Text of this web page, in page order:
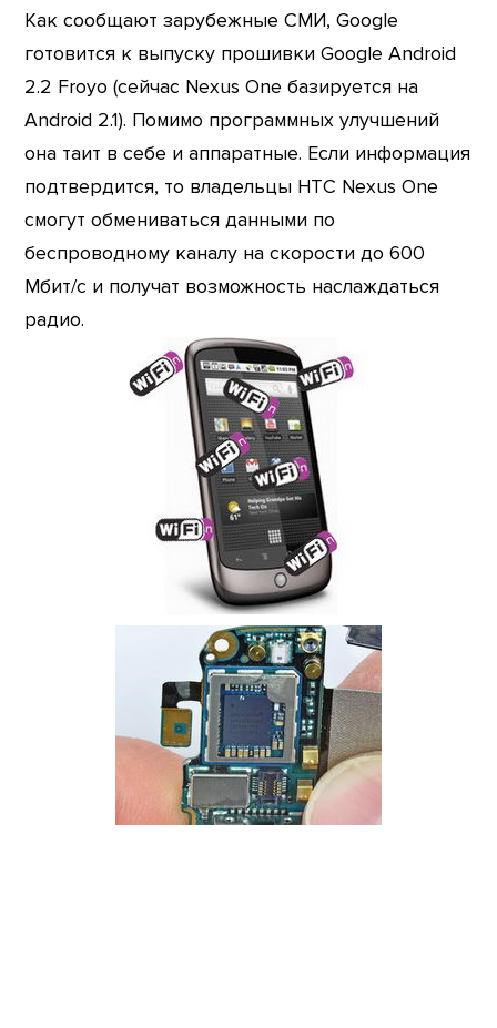
Как сообщают зарубежные СМИ, Google
готовится к выпуску прошивки Google Android
2.2 Froyo (сейчас Nexus One базируется на
Android 2.1). Помимо программных улучшений
она таит в себе и аппаратные. Если информация
подтвердится, то владельцы HTC Nexus One
смогут обмениваться данными по
беспроводному каналу на скорости до 600
Мбит/с и получат возможность наслаждаться
радио.